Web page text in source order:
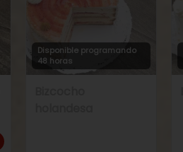
Disponible programando
48 horas